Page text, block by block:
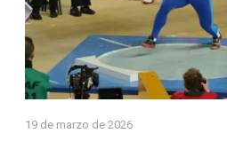
19 de marzo de 2026